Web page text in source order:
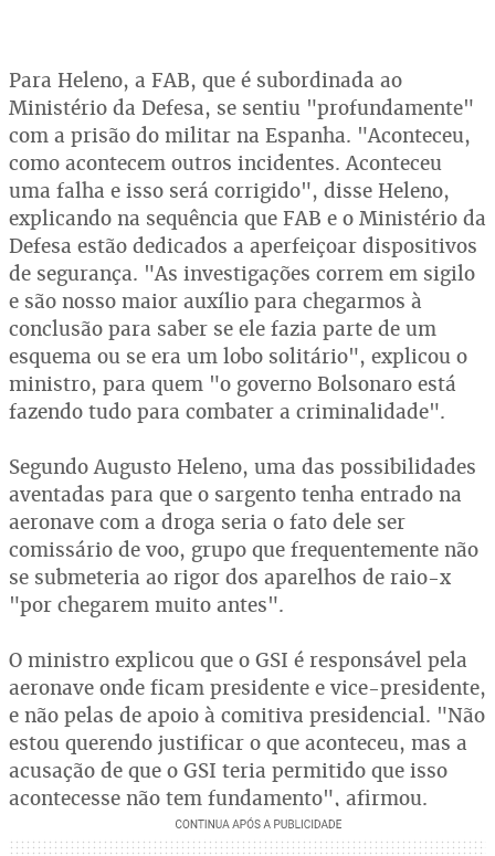
Para Heleno, a FAB, que é subordinada ao
Ministério da Defesa, se sentiu "profundamente"
com a prisão do militar na Espanha. "Aconteceu,
como acontecem outros incidentes. Aconteceu
uma falha e isso será corrigido", disse Heleno,
explicando na sequência que FAB e o Ministério da
Defesa estão dedicados a aperfeiçoar dispositivos
de segurança. "As investigações correm em sigilo
e são nosso maior auxílio para chegarmos à
conclusão para saber se ele fazia parte de um
esquema ou se era um lobo solitário", explicou o
ministro, para quem "o governo Bolsonaro está
fazendo tudo para combater a criminalidade".
Segundo Augusto Heleno, uma das possibilidades
aventadas para que o sargento tenha entrado na
aeronave com a droga seria o fato dele ser
comissário de voo, grupo que frequentemente não
se submeteria ao rigor dos aparelhos de raio-x
"por chegarem muito antes".
O ministro explicou que o GSI é responsável pela
aeronave onde ficam presidente e vice-presidente,
e não pelas de apoio à comitiva presidencial. "Não
estou querendo justificar o que aconteceu, mas a
acusação de que o GSI teria permitido que isso
acontecesse não tem fundamento", afirmou.